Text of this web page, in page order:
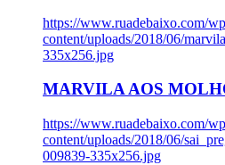
https://www.ruadebaixo.com/
content/uploads/2018/06/
335x256.jpg
MARVILA AOS
https://www.ruadebaixo.com/
content/uploads/2018/06/
009839-335x256.jpg